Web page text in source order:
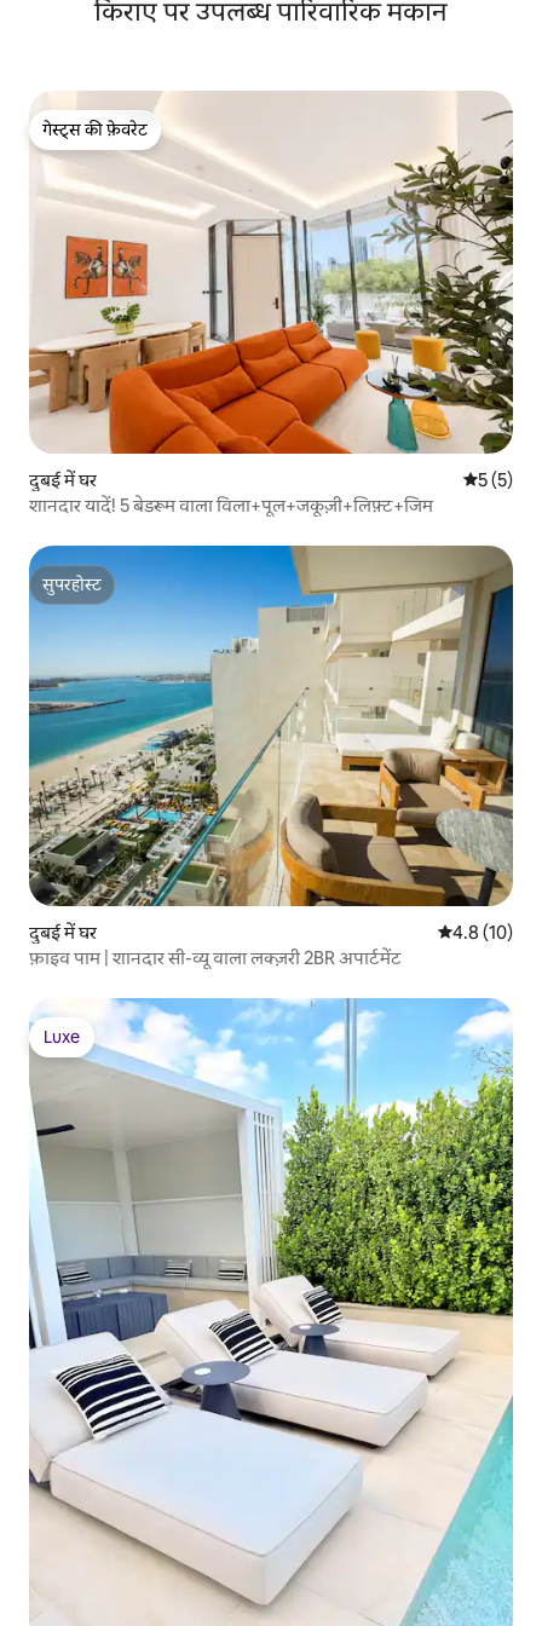
किराए पर उपलब्ध पारिवारिक मकान
गेस्ट्स की फ़ेवरेट
गेस्ट्स की फ़ेवरेट
दुबई में घर औसत रेटिंग
5 (5)
शानदार यादें! 5 बेडरूम वाला विला+पूल+जकूज़ी+लिफ़्ट+जिम
सुपरहोस्ट
सुपरहोस्ट
दुबई में घर औसत रेटिंग 5
4.8 (10)
फ़ाइव पाम | शानदार सी-व्यू वाला लक्ज़री 2BR अपार्टमेंट
Luxe
Luxe